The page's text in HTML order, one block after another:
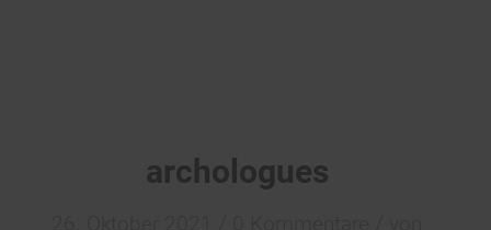
archologues